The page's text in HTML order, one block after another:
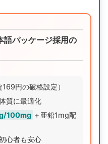
語パッケージ採用の
169円の破格設定）
質に最適化
100mg ＋亜鉛1mg配
心者も安心